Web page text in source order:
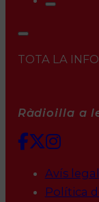
TOTA LA
Ràdioilla a
Avís
Política